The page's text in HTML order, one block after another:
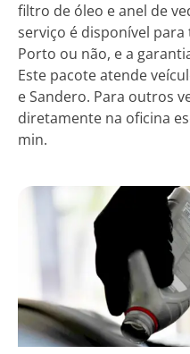
filtro de óleo e anel de
serviço é disponível
Porto ou não, e a
Este pacote atende
e Sandero. Para outros
diretamente na oficina
min.